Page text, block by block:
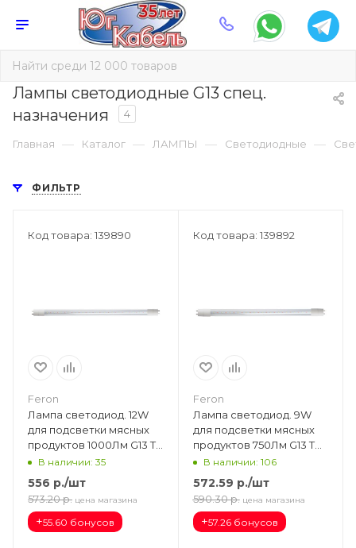
Лампы светодиодные G13 спец.
назначения
4
Главная — Каталог — ЛАМПЫ — Светодиодные —
ФИЛЬТР
Код товара: 139890
Feron
Лампа светодиод. 12W
для подсветки мясных
продуктов 1000Лм G13 T8
220V (900мм.)
прозрачная 38216
В наличии: 35
556 р./шт
573.20 р. цена магазина
+55.60 бонусов
Код товара: 139892
Feron
Лампа светодиод. 9W
для подсветки мясных
продуктов 750Лм G13 T8
220V (600мм.)
прозрачная 38215
В наличии: 106
572.59 р./шт
590.30 р. цена магазина
+57.26 бонусов